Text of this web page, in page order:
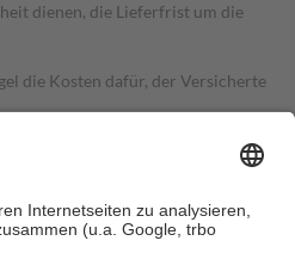
dienen, die Lieferfrist um die
die Kosten dafür, der Versicherte